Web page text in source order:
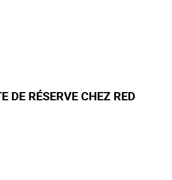
DE RÉSERVE CHEZ RED